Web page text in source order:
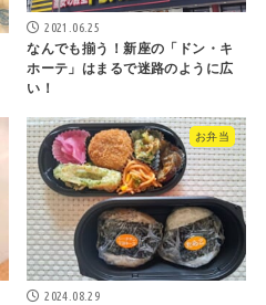
2021.06.25
なんでも揃う！新座の「ドン・キ
ホーテ」はまるで迷路のように広
い！
お弁当
2024.08.29